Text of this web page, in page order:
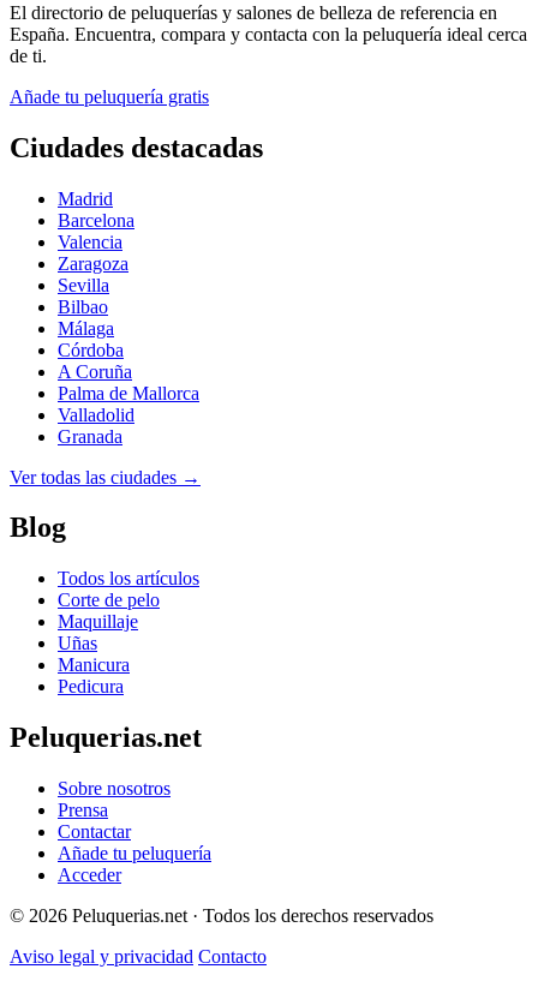
El directorio de peluquerías y salones de belleza de referencia en
España. Encuentra, compara y contacta con la peluquería ideal cerca
de ti.
Añade tu peluquería gratis
Ciudades destacadas
Madrid
Barcelona
Valencia
Zaragoza
Sevilla
Bilbao
Málaga
Córdoba
A Coruña
Palma de Mallorca
Valladolid
Granada
Ver todas las ciudades →
Blog
Todos los artículos
Corte de pelo
Maquillaje
Uñas
Manicura
Pedicura
Peluquerias.net
Sobre nosotros
Prensa
Contactar
Añade tu peluquería
Acceder
© 2026 Peluquerias.net · Todos los derechos reservados
Aviso legal y privacidad Contacto